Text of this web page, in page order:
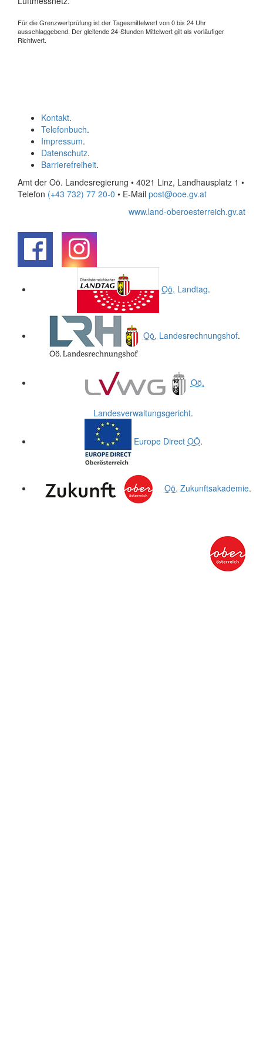
Für die Grenzwertprüfung ist der Tagesmittelwert von 0 bis 24 Uhr
ausschlaggebend. Der gleitende 24-Stunden Mittelwert gilt als vorläufiger
Richtwert.
Kontakt.
Telefonbuch.
Impressum.
Datenschutz.
Barrierefreiheit.
Amt der Oö. Landesregierung • 4021 Linz, Landhausplatz 1 •
Telefon (+43 732) 77 20-0 • E-Mail post@ooe.gv.at
www.land-oberoesterreich.gv.at
Oö. Landtag.
Oö. Landesrechnungshof.
Oö.
Landesverwaltungsgericht.
Europe Direct OÖ.
Oö. Zukunftsakademie.